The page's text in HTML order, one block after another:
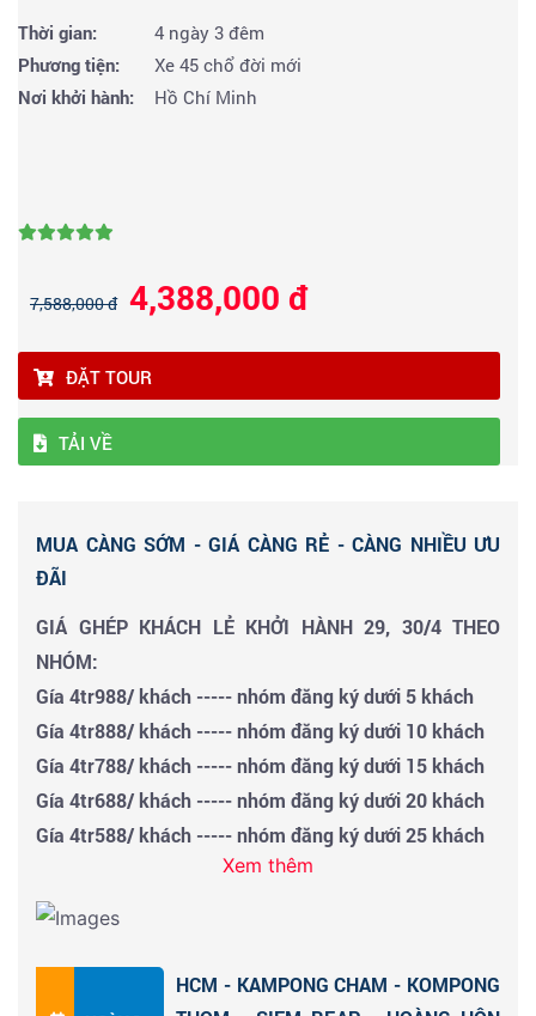
Thời gian:
4 ngày 3 đêm
Phương tiện:
Xe 45 chổ đời mới
Nơi khởi hành:
Hồ Chí Minh
7,588,000 đ 4,388,000 đ
ĐẶT TOUR
TẢI VỀ
MUA CÀNG SỚM - GIÁ CÀNG RẺ - CÀNG NHIỀU ƯU
ĐÃI
GIÁ GHÉP KHÁCH LẺ KHỞI HÀNH 29, 30/4 THEO
NHÓM:
Gía 4tr988/ khách ----- nhóm đăng ký dưới 5 khách
Gía 4tr888/ khách ----- nhóm đăng ký dưới 10 khách
Gía 4tr788/ khách ----- nhóm đăng ký dưới 15 khách
Gía 4tr688/ khách ----- nhóm đăng ký dưới 20 khách
Gía 4tr588/ khách ----- nhóm đăng ký dưới 25 khách
Gía 4tr388/ khách ----- nhóm đăng ký d
Xem thêm
HCM - KAMPONG CHAM - KOMPONG